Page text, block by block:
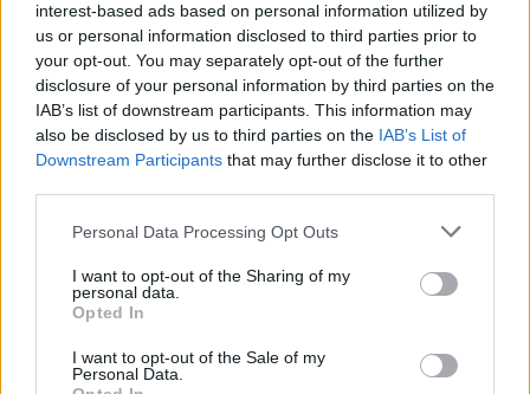
interest-based ads based on personal information utilized by
us or personal information disclosed to third parties prior to
your opt-out. You may separately opt-out of the further
disclosure of your personal information by third parties on the
IAB’s list of downstream participants. This information may
also be disclosed by us to third parties on the IAB’s List of
Downstream Participants that may further disclose it to other
Personal Data Processing Opt Outs
I want to opt-out of the Sharing of my
personal data.
Opted In
I want to opt-out of the Sale of my
Personal Data.